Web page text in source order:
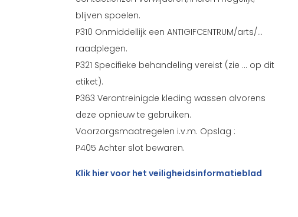
blijven spoelen.
P310 Onmiddellijk een ANTIGIFCENTRUM/arts/...
raadplegen.
P321 Specifieke behandeling vereist (zie ... op dit
etiket).
P363 Verontreinigde kleding wassen alvorens
deze opnieuw te gebruiken.
Voorzorgsmaatregelen i.v.m. Opslag :
P405 Achter slot bewaren.
Klik hier voor het veiligheidsinformatieblad